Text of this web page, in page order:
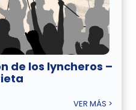
de los lyncheros –
VER MÁS >